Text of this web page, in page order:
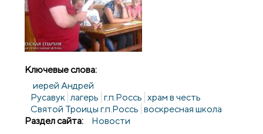
Ключевые слова:
иерей Андрей
Русавук лагерь г.п.Россь храм в честь
Святой Троицы г.п.Россь воскресная школа
Раздел сайта:
Новости